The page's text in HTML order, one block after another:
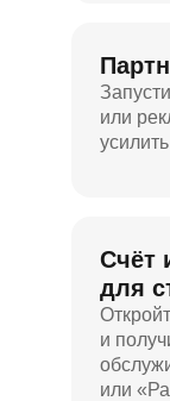
Счёт
для
и
или
или